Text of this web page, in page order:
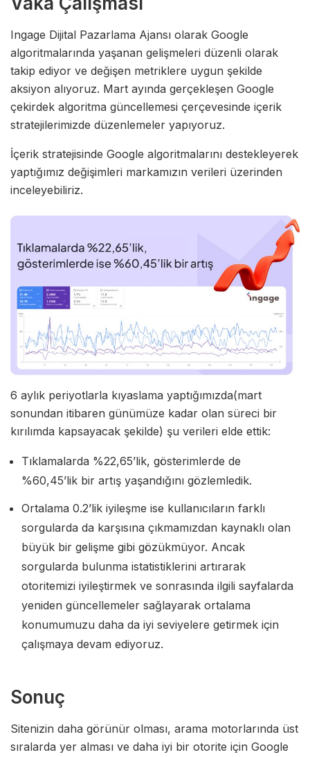
Ingage Dijital Pazarlama Ajansı olarak Google
algoritmalarında yaşanan gelişmeleri düzenli olarak
takip ediyor ve değişen metriklere uygun şekilde
aksiyon alıyoruz. Mart ayında gerçekleşen Google
çekirdek algoritma güncellemesi çerçevesinde içerik
stratejilerimizde düzenlemeler yapıyoruz.
İçerik stratejisinde Google algoritmalarını destekleyerek
yaptığımız değişimleri markamızın verileri üzerinden
inceleyebiliriz.
6 aylık periyotlarla kıyaslama yaptığımızda(mart
sonundan itibaren günümüze kadar olan süreci bir
kırılımda kapsayacak şekilde) şu verileri elde ettik:
Tıklamalarda %22,65’lik, gösterimlerde de
%60,45’lik bir artış yaşandığını gözlemledik.
Ortalama 0.2’lik iyileşme ise kullanıcıların farklı
sorgularda da karşısına çıkmamızdan kaynaklı olan
büyük bir gelişme gibi gözükmüyor. Ancak
sorgularda bulunma istatistiklerini artırarak
otoritemizi iyileştirmek ve sonrasında ilgili sayfalarda
yeniden güncellemeler sağlayarak ortalama
konumumuzu daha da iyi seviyelere getirmek için
çalışmaya devam ediyoruz.
Sonuç
Sitenizin daha görünür olması, arama motorlarında üst
sıralarda yer alması ve daha iyi bir otorite için Google